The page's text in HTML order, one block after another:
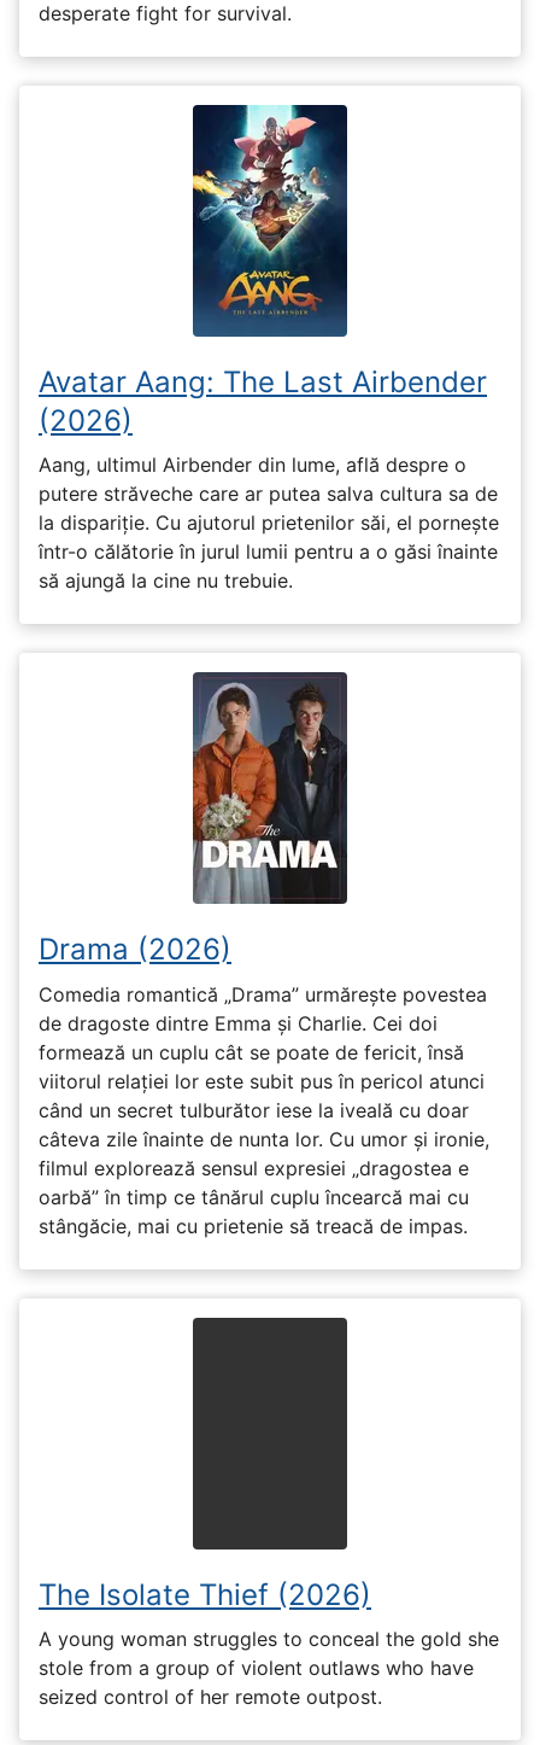
desperate fight for survival.
Avatar Aang: The Last Airbender
(2026)
Aang, ultimul Airbender din lume, află despre o
putere străveche care ar putea salva cultura sa de
la dispariție. Cu ajutorul prietenilor săi, el pornește
într-o călătorie în jurul lumii pentru a o găsi înainte
să ajungă la cine nu trebuie.
Drama (2026)
Comedia romantică „Drama” urmărește povestea
de dragoste dintre Emma și Charlie. Cei doi
formează un cuplu cât se poate de fericit, însă
viitorul relației lor este subit pus în pericol atunci
când un secret tulburător iese la iveală cu doar
câteva zile înainte de nunta lor. Cu umor și ironie,
filmul explorează sensul expresiei „dragostea e
oarbă” în timp ce tânărul cuplu încearcă mai cu
stângăcie, mai cu prietenie să treacă de impas.
The Isolate Thief (2026)
A young woman struggles to conceal the gold she
stole from a group of violent outlaws who have
seized control of her remote outpost.